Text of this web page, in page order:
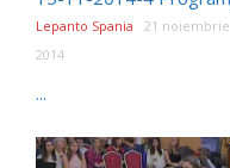
Lepanto Spania
21 noiembrie
2014
...